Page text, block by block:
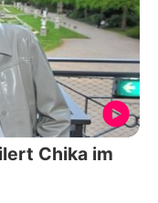
Chika im